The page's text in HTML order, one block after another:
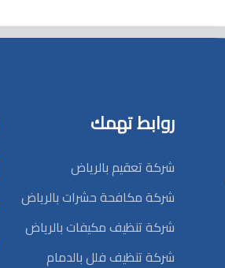
روابط تهمك
شركة تعقيم بالرياض
شركة مكافحة حشرات بالرياض
شركة تنظيف مكيفات بالرياض
شركة تنظيف فلل بالدمام